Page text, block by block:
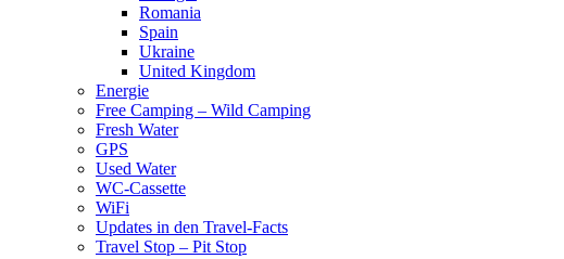
Romania
Spain
Ukraine
United Kingdom
Energie
Free Camping – Wild Camping
Fresh Water
GPS
Used Water
WC-Cassette
WiFi
Updates in den Travel-Facts
Travel Stop – Pit Stop